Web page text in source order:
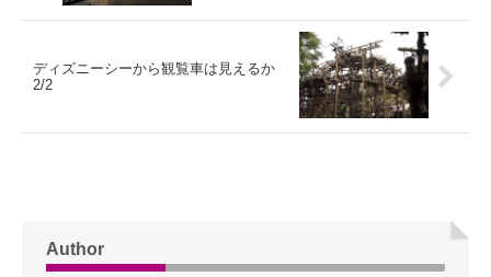
ディズニーシーから観覧車は見えるか
2/2
Author